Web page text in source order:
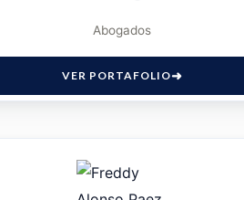
Abogados
VER PORTAFOLIO